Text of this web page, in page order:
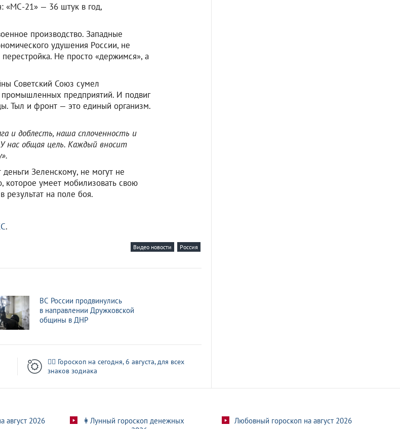
«МС-21» — 36 штук в год,
производство. Западные
удушения России, не
перестройка. Не просто «держимся», а
Советский Союз сумел
промышленных предприятий. И подвиг
Тыл и фронт — это единый организм.
и доблесть, наша сплоченность и
нас общая цель. Каждый вносит
Зеленскому, не могут не
которое умеет мобилизовать свою
результат на поле боя.
.
Видео новости Россия
ВС России продвинулись
в направлении Дружковской
общины в ДНР
🧙‍♀ Гороскоп на сегодня, 6 августа, для всех
знаков зодиака
август 2026
👩Лунный гороскоп денежных
Любовный гороскоп на август 2026